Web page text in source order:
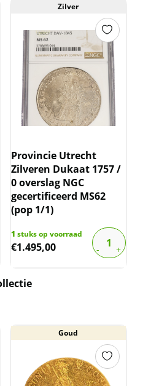
Zilver
Provincie Utrecht
Zilveren Dukaat 1757 /
0 overslag NGC
gecertificeerd MS62
(pop 1/1)
1 stuks op voorraad
€1.495,00
Goud